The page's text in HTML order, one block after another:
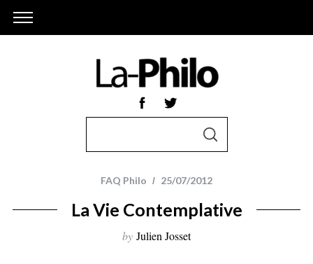
h
S
C
H
FAQ Philo 25/07/2012
La Vie Contemplative
by Julien Josset